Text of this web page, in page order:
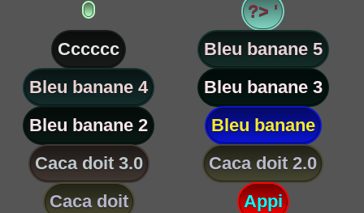
?> '
Cccccc
Bleu banane 5
Bleu banane 4
Bleu banane 3
Bleu banane 2
Bleu banane
Caca doit 3.0
Caca doit 2.0
Caca doit
Appi